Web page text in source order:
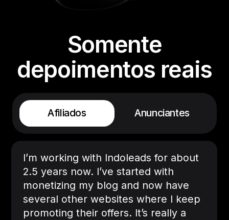
Somente
depoimentos reais
Afiliados Anunciantes
I’m working with Indoleads for about
2.5 years now. I’ve started with
monetizing my blog and now have
several other websites where I keep
promoting their offers. It’s really a